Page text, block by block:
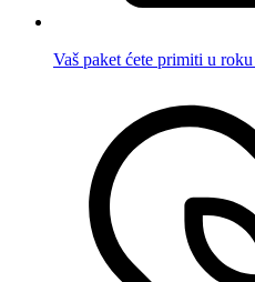
Vaš paket ćete primiti u roku